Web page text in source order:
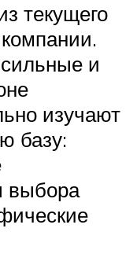
текущего
и
изучают
базу:
выбора